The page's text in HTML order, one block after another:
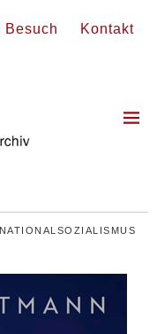
Besuch Kontakt
NATIONALSOZIALISMUS